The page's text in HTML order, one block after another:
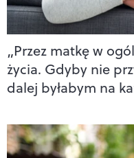
„Przez matkę w
życia. Gdyby nie
dalej byłabym na